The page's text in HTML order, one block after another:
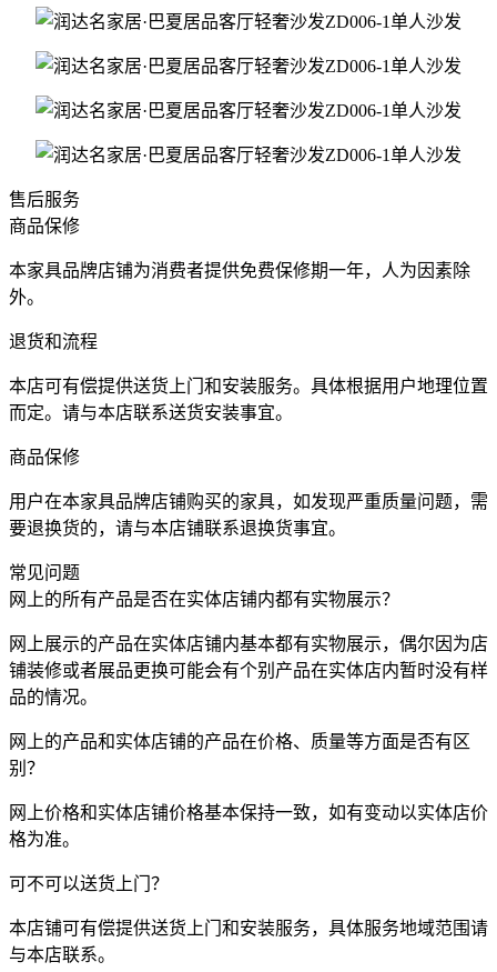
售后服务
商品保修
本家具品牌店铺为消费者提供免费保修期一年，人为因素除
外。
退货和流程
本店可有偿提供送货上门和安装服务。具体根据用户地理位置
而定。请与本店联系送货安装事宜。
商品保修
用户在本家具品牌店铺购买的家具，如发现严重质量问题，需
要退换货的，请与本店铺联系退换货事宜。
常见问题
网上的所有产品是否在实体店铺内都有实物展示？
网上展示的产品在实体店铺内基本都有实物展示，偶尔因为店
铺装修或者展品更换可能会有个别产品在实体店内暂时没有样
品的情况。
网上的产品和实体店铺的产品在价格、质量等方面是否有区
别？
网上价格和实体店铺价格基本保持一致，如有变动以实体店价
格为准。
可不可以送货上门？
本店铺可有偿提供送货上门和安装服务，具体服务地域范围请
与本店联系。